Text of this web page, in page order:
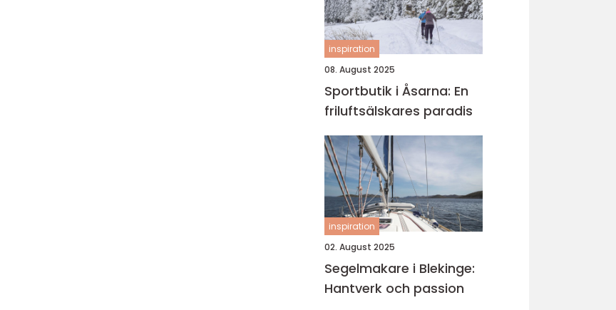
inspiration
08. August 2025
Sportbutik i Åsarna: En
friluftsälskares paradis
inspiration
02. August 2025
Segelmakare i Blekinge:
Hantverk och passion